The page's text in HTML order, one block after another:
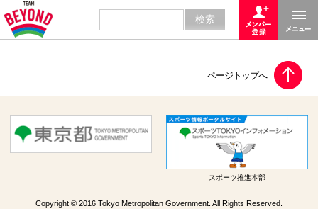
スポーツ推進本部
Copyright © 2016 Tokyo Metropolitan Government. All Rights Reserved.